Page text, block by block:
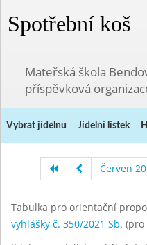
Spotřební koš
Mateřská škola
příspěvková
Vybrat jídelnu Jídelní lístek
Červen
Tabulka pro orientační
vyhlášky č. 350/2021 Sb. (pro